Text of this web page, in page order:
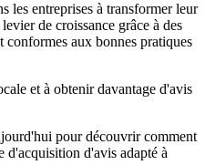
les entreprises à transformer leur
de croissance grâce à des
conformes aux bonnes pratiques
et à obtenir davantage d'avis
pour découvrir comment
d'acquisition d'avis adapté à